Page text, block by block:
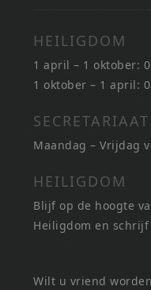
HEILIGDOM
1 april – 1 oktober:
1 oktober – 1 april:
SECRETARIAAT
Maandag – Vrijdag
HEILIGDOM
Blijf op de hoogte
Heiligdom en
Wilt u vriend